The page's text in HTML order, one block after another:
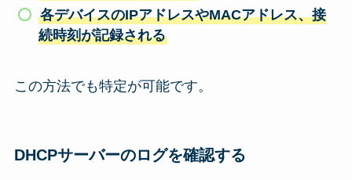
各デバイスのIPアドレスやMACアドレス、接
続時刻が記録される
この方法でも特定が可能です。
DHCPサーバーのログを確認する